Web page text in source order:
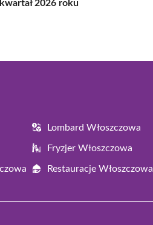
2026 roku
Lombard Włoszczowa
Fryzjer Włoszczowa
Restauracje Włoszczowa